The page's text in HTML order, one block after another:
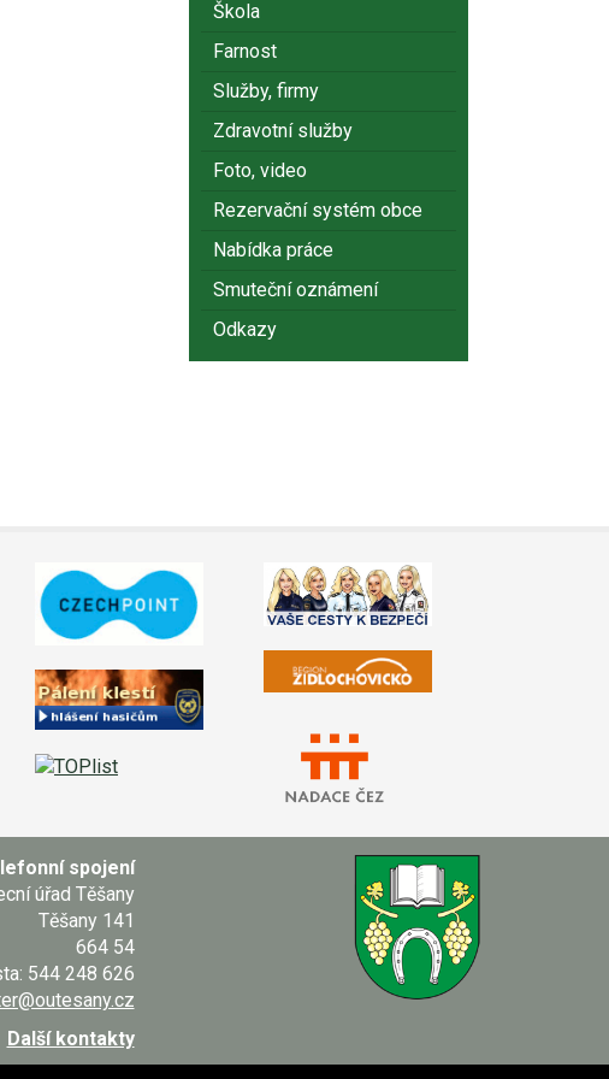
Škola
Farnost
Služby, firmy
Zdravotní služby
Foto, video
Rezervační systém obce
Nabídka práce
Smuteční oznámení
Odkazy
spojení
úřad Těšany
Těšany 141
664 54
544 248 626
Další kontakty